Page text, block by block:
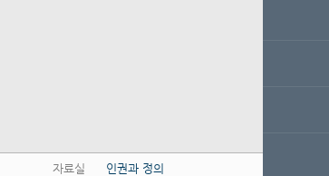
자료실 인권과 정의